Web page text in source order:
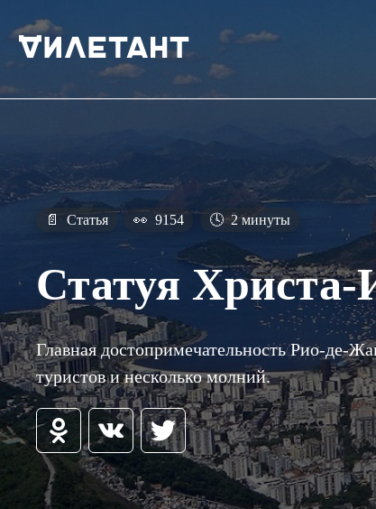
📄 Статья 👀 9154 🕓 2 минуты
Статуя Христа-
Главная достопримечательность Рио-де-
туристов и несколько молний.